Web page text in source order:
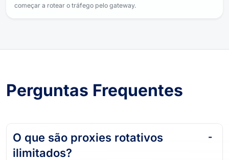
começar a rotear o tráfego pelo gateway.
Perguntas Frequentes
O que são proxies rotativos
ilimitados?